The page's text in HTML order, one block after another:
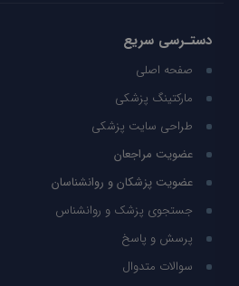
دستـرسی سریع
صفحه اصلی
مارکتینگ پزشکی
طراحی سایت پزشکی
عضویت مراجعان
عضویت پزشکان و روانشناسان
جستجوی پزشک و روانشناس
پرسش و پاسخ
سوالات متدوال